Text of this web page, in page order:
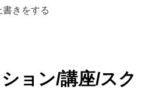
きをする
ション/講座/スク